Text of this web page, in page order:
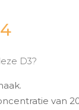
D3?
van